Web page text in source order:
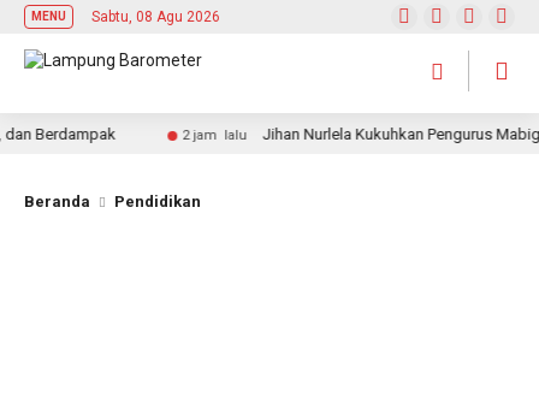
MENU Sabtu, 08 Agu 2026
Berdampak 2 jam lalu Jihan Nurlela Kukuhkan Pengurus Mabigus
Beranda Pendidikan